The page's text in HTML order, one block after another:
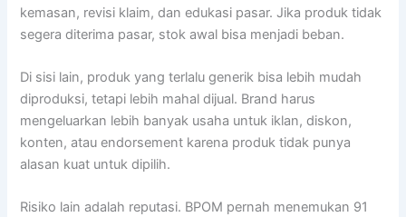
kemasan, revisi klaim, dan edukasi pasar. Jika produk tidak
segera diterima pasar, stok awal bisa menjadi beban.
Di sisi lain, produk yang terlalu generik bisa lebih mudah
diproduksi, tetapi lebih mahal dijual. Brand harus
mengeluarkan lebih banyak usaha untuk iklan, diskon,
konten, atau endorsement karena produk tidak punya
alasan kuat untuk dipilih.
Risiko lain adalah reputasi. BPOM pernah menemukan 91